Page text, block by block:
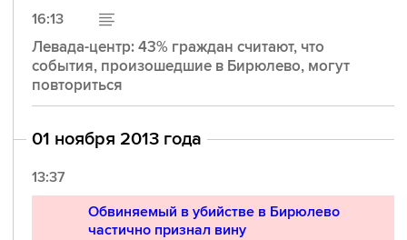
16:13
Левада-центр: 43% граждан считают, что
события, произошедшие в Бирюлево, могут
повториться
01 ноября 2013 года
13:37
Обвиняемый в убийстве в Бирюлево
частично признал вину